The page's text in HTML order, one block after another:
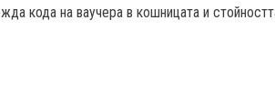
кода на ваучера в кошницата и